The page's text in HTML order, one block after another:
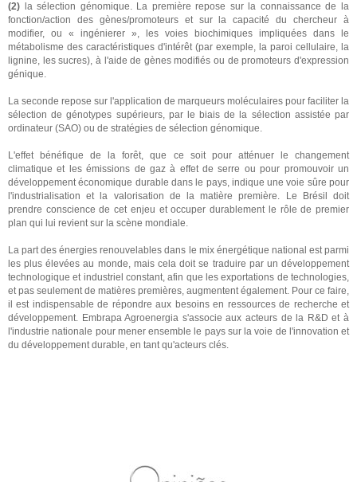
(2) la sélection génomique. La première repose sur la connaissance de la
fonction/action des gènes/promoteurs et sur la capacité du chercheur à
modifier, ou « ingénierer », les voies biochimiques impliquées dans le
métabolisme des caractéristiques d'intérêt (par exemple, la paroi cellulaire, la
lignine, les sucres), à l'aide de gènes modifiés ou de promoteurs d'expression
génique.
La seconde repose sur l'application de marqueurs moléculaires pour faciliter la
sélection de génotypes supérieurs, par le biais de la sélection assistée par
ordinateur (SAO) ou de stratégies de sélection génomique.
L'effet bénéfique de la forêt, que ce soit pour atténuer le changement
climatique et les émissions de gaz à effet de serre ou pour promouvoir un
développement économique durable dans le pays, indique une voie sûre pour
l'industrialisation et la valorisation de la matière première. Le Brésil doit
prendre conscience de cet enjeu et occuper durablement le rôle de premier
plan qui lui revient sur la scène mondiale.
La part des énergies renouvelables dans le mix énergétique national est parmi
les plus élevées au monde, mais cela doit se traduire par un développement
technologique et industriel constant, afin que les exportations de technologies,
et pas seulement de matières premières, augmentent également. Pour ce faire,
il est indispensable de répondre aux besoins en ressources de recherche et
développement. Embrapa Agroenergia s'associe aux acteurs de la R&D et à
l'industrie nationale pour mener ensemble le pays sur la voie de l'innovation et
du développement durable, en tant qu'acteurs clés.